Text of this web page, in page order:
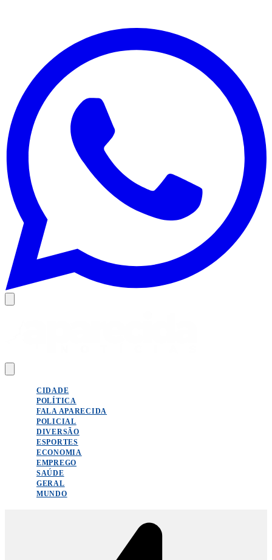
CIDADE
POLÍTICA
FALA APARECIDA
POLICIAL
DIVERSÃO
ESPORTES
ECONOMIA
EMPREGO
SAÚDE
GERAL
MUNDO